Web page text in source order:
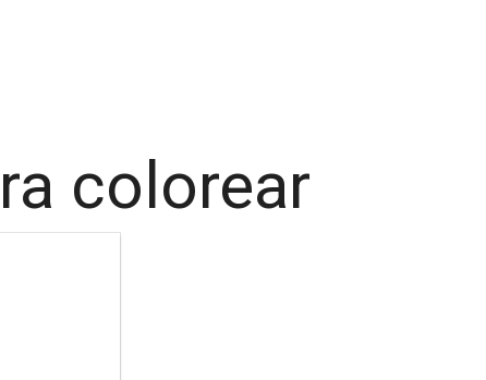
colorear